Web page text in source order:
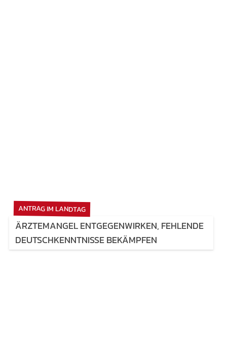
ANTRAG IM LANDTAG
ÄRZTEMANGEL ENTGEGENWIRKEN, FEHLENDE
DEUTSCHKENNTNISSE BEKÄMPFEN